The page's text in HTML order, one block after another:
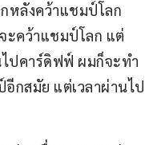
หลังคว้าแชมป์โลก
ะคว้าแชมป์โลก แต่
ปคาร์ดิฟฟ์ ผมก็จะทำ
กสมัย แต่เวลาผ่านไป